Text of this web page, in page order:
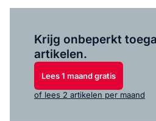
Krijg onbeperkt
artikelen.
Lees 1 maand gratis
of lees 2 artikelen per maand